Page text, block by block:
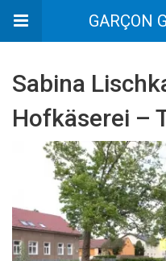
GARÇON
Sabina
Hofkäserei –